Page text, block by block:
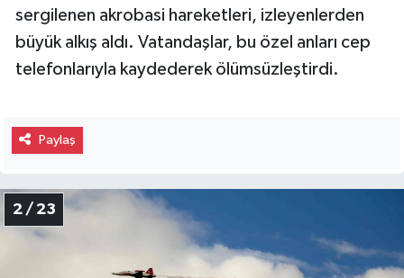
sergilenen akrobasi hareketleri, izleyenlerden
büyük alkış aldı. Vatandaşlar, bu özel anları cep
telefonlarıyla kaydederek ölümsüzleştirdi.
Paylaş
2 / 23